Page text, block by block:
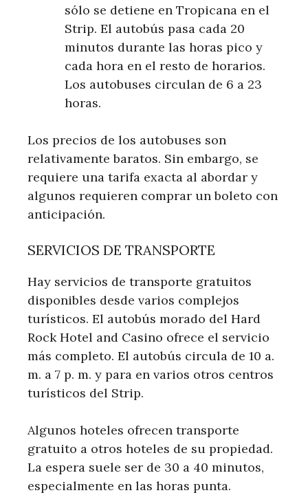
sólo se detiene en Tropicana en el
Strip. El autobús pasa cada 20
minutos durante las horas pico y
cada hora en el resto de horarios.
Los autobuses circulan de 6 a 23
horas.
Los precios de los autobuses son
relativamente baratos. Sin embargo, se
requiere una tarifa exacta al abordar y
algunos requieren comprar un boleto con
anticipación.
SERVICIOS DE TRANSPORTE
Hay servicios de transporte gratuitos
disponibles desde varios complejos
turísticos. El autobús morado del Hard
Rock Hotel and Casino ofrece el servicio
más completo. El autobús circula de 10 a.
m. a 7 p. m. y para en varios otros centros
turísticos del Strip.
Algunos hoteles ofrecen transporte
gratuito a otros hoteles de su propiedad.
La espera suele ser de 30 a 40 minutos,
especialmente en las horas punta.